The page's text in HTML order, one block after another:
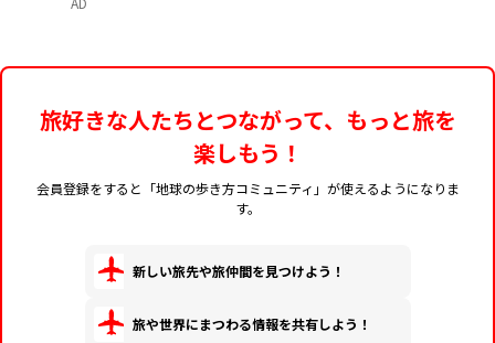
旅好きな人たちとつながって、もっと旅を
楽しもう！
会員登録をすると「地球の歩き方コミュニティ」が使えるようになりま
す。
新しい旅先や旅仲間を見つけよう！
旅や世界にまつわる情報を共有しよう！